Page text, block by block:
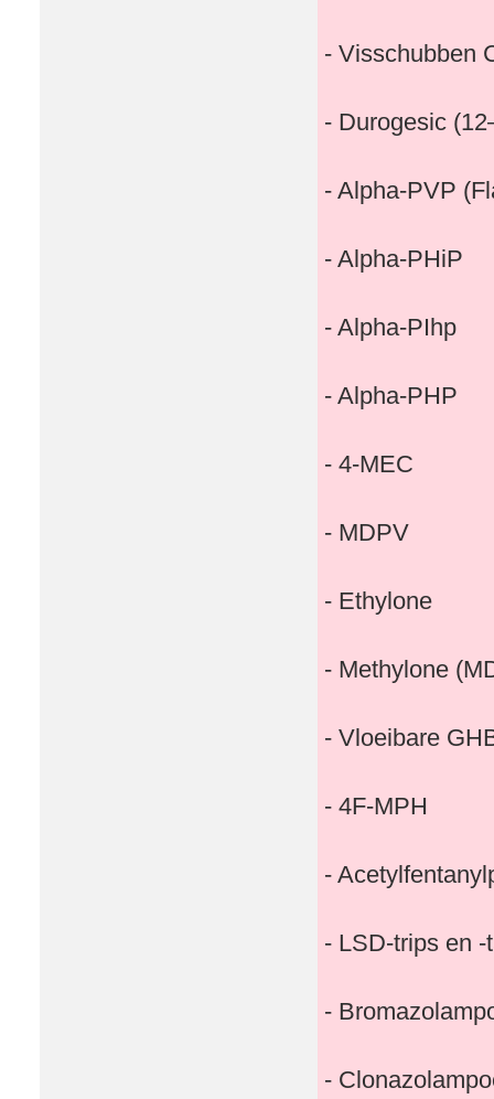
- Visschubben
- Durogesic
- Alpha-PVP
- Alpha-PHiP
- Alpha-PIhp
- Alpha-PHP
- 4-MEC
- MDPV
- Ethylone
- Methylone
- Vloeibare
- 4F-MPH
-
- LSD-trips en -
-
-